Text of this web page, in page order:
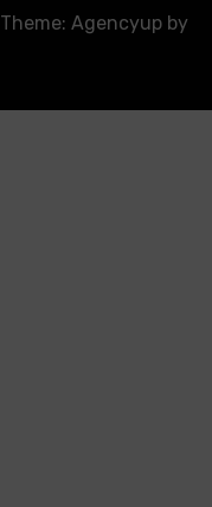
Theme: Agencyup by